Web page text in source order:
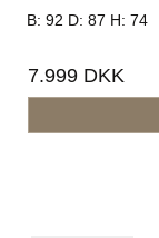
B: 92 D: 87 H: 74
7.999 DKK